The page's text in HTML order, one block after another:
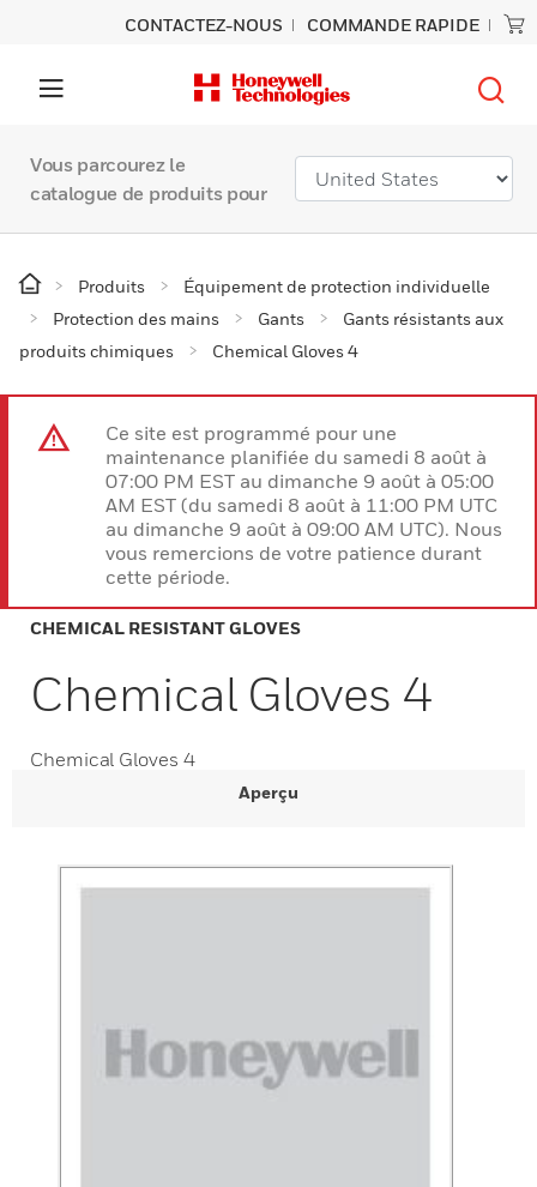
CONTACTEZ-NOUS COMMANDE RAPIDE
Vous parcourez le
catalogue de produits pour
Produits
Équipement de protection individuelle
Protection des mains
Gants
Gants résistants aux
produits chimiques
Chemical Gloves 4
Ce site est programmé pour une
maintenance planifiée du samedi 8 août à
07:00 PM EST au dimanche 9 août à 05:00
AM EST (du samedi 8 août à 11:00 PM UTC
au dimanche 9 août à 09:00 AM UTC). Nous
vous remercions de votre patience durant
cette période.
CHEMICAL RESISTANT GLOVES
Chemical Gloves 4
Chemical Gloves 4
Aperçu